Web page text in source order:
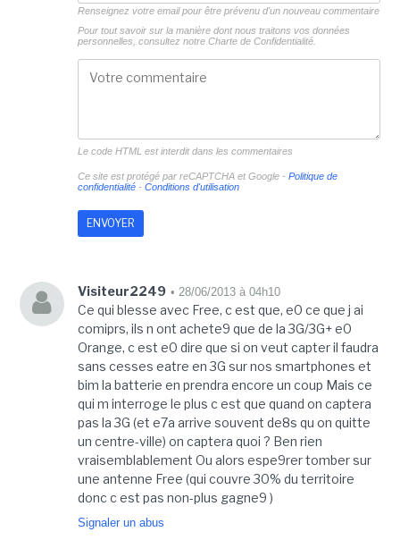
Renseignez votre email pour être prévenu d'un nouveau commentaire
Pour tout savoir sur la manière dont nous traitons vos données
personnelles, consultez notre Charte de Confidentialité.
Le code HTML est interdit dans les commentaires
Ce site est protégé par reCAPTCHA et Google - Politique de
confidentialité- Conditions d'utilisation
Visiteur2249 • 28/06/2013 à 04h10
Ce qui blesse avec Free, c est que, e0 ce que j ai
comiprs, ils n ont achete9 que de la 3G/3G+ e0
Orange, c est e0 dire que si on veut capter il faudra
sans cesses eatre en 3G sur nos smartphones et
bim la batterie en prendra encore un coup Mais ce
qui m interroge le plus c est que quand on captera
pas la 3G (et e7a arrive souvent de8s qu on quitte
un centre-ville) on captera quoi ? Ben rien
vraisemblablement Ou alors espe9rer tomber sur
une antenne Free (qui couvre 30% du territoire
donc c est pas non-plus gagne9 )
Signaler un abus